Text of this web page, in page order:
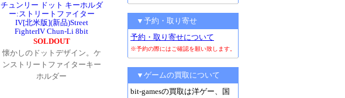
チュンリー ドット キーホルダ
ー:ストリートファイター
IV[北米版](新品)Street
FighterIV Chun-Li 8bit
SOLDOUT
懐かしのドットデザイン。ケ
ンストリートファイターキー
ホルダー
▼予約・取り寄せ
予約・取り寄せについて
※予約の際にはご確認を願い致します。
▼ゲームの買取について
bit-gamesの買取は洋ゲー、国